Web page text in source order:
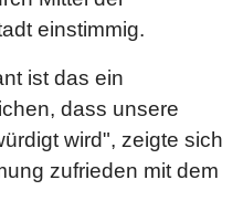
einstimmig.
ist das ein
dass unsere
wird", zeigte sich
zufrieden mit dem